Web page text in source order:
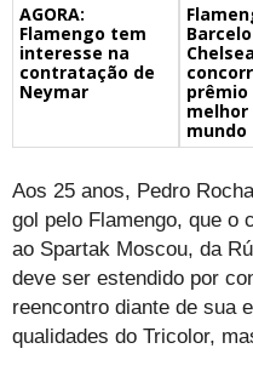
AGORA:
Flamengo tem
interesse na
contratação de
Neymar
Chelsea
prêmio
melhor
mundo
Aos 25 anos, Pedro
gol pelo Flamengo, que o
ao Spartak Moscou, da
deve ser estendido por
reencontro diante de sua
qualidades do Tricolor,